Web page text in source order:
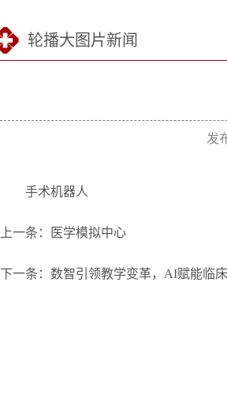
轮播大图片新闻
发
手术机器人
上一条： 医学模拟中心
下一条： 数智引领教学变革，AI赋能临